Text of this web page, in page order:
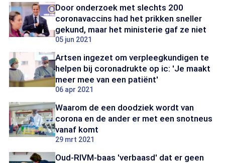
Door onderzoek met slechts 200
coronavaccins had het prikken sneller
gekund, maar het ministerie gaf ze niet
05 jun 2021
Artsen ingezet om verpleegkundigen te
helpen bij coronadrukte op ic: 'Je maakt
meer mee van een patiënt'
06 apr 2021
Waarom de een doodziek wordt van
corona en de ander er met een snotneus
vanaf komt
29 mrt 2021
Oud-RIVM-baas 'verbaasd' dat er geen